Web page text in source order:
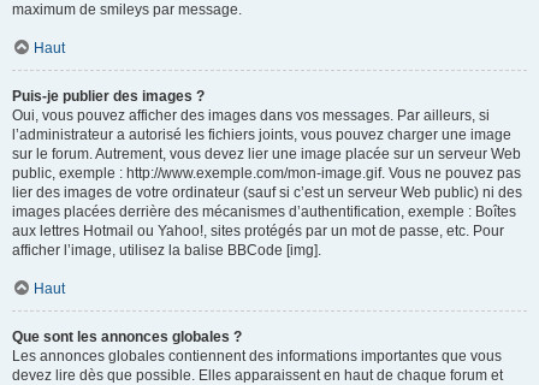
maximum de smileys par message.
Haut
Puis-je publier des images ?
Oui, vous pouvez afficher des images dans vos messages. Par ailleurs, si
l’administrateur a autorisé les fichiers joints, vous pouvez charger une image
sur le forum. Autrement, vous devez lier une image placée sur un serveur Web
public, exemple : http://www.exemple.com/mon-image.gif. Vous ne pouvez pas
lier des images de votre ordinateur (sauf si c’est un serveur Web public) ni des
images placées derrière des mécanismes d’authentification, exemple : Boîtes
aux lettres Hotmail ou Yahoo!, sites protégés par un mot de passe, etc. Pour
afficher l’image, utilisez la balise BBCode [img].
Haut
Que sont les annonces globales ?
Les annonces globales contiennent des informations importantes que vous
devez lire dès que possible. Elles apparaissent en haut de chaque forum et